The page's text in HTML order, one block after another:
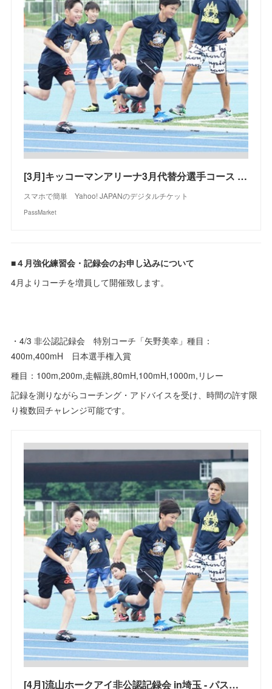
[3月]キッコーマンアリーナ3月代替分選手コース in埼玉 - パスマーケット
スマホで簡単 Yahoo! JAPANのデジタルチケット
PassMarket
■４月強化練習会・記録会のお申し込みについて
4月よりコーチを増員して開催致します。
・4/3 非公認記録会 特別コーチ「矢野美幸」種目：
400m,400mH 日本選手権入賞
種目：100m,200m,走幅跳,80mH,100mH,1000m,リレー
記録を測りながらコーチング・アドバイスを受け、時間の許す限
り複数回チャレンジ可能です。
[4月]流山ホークアイ非公認記録会 in埼玉 - パスマーケット